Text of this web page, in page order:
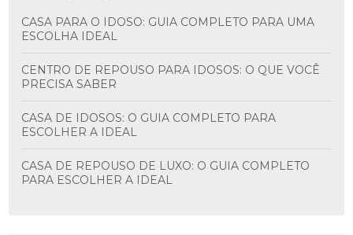
CASA PARA O IDOSO: GUIA COMPLETO PARA UMA
ESCOLHA IDEAL
CENTRO DE REPOUSO PARA IDOSOS: O QUE VOCÊ
PRECISA SABER
CASA DE IDOSOS: O GUIA COMPLETO PARA
ESCOLHER A IDEAL
CASA DE REPOUSO DE LUXO: O GUIA COMPLETO
PARA ESCOLHER A IDEAL